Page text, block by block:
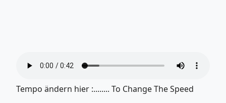
Tempo ändern hier :........ To Change The Speed